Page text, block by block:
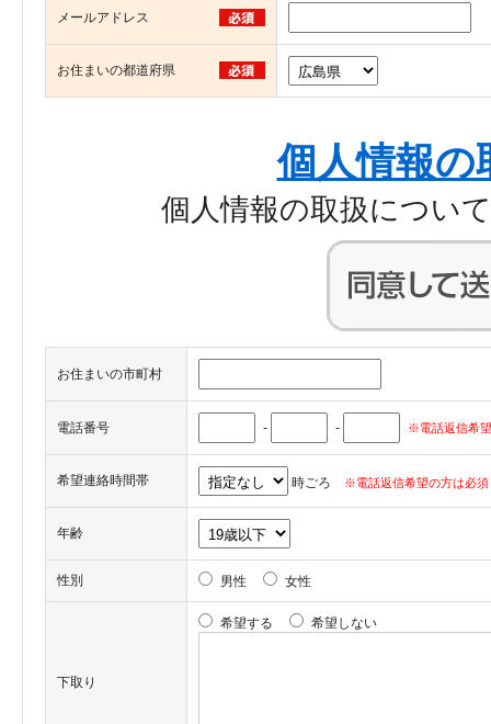
メールアドレス
お住まいの都道府県
個人情報の
個人情報の取扱につい
お住まいの市町村
電話番号 - - ※電話返信希
希望連絡時間帯 時ごろ ※電話返信希望の方は必須
年齢
性別 男性 女性
下取り
希望する 希望しない